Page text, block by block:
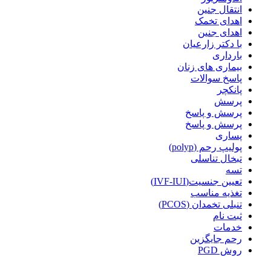
انتقال جنین
اهدای تخمک
اهدای جنین
با دکتر زارعیان
بارداری
بیماری های زنان
پاسخ سوالات
پانکچر
پرسش
پرسش و پاسخ
پرسش و پاسخ
پساری
پولیپ رحم (polyp)
تبخال تناسلی
تسه
تعیین جنسیت(IVF-IUI)
تغذیه مناسب
تنبلی تخمدان (PCOS)
ثبت نام
خدمات
رحم جایگزین
روش PGD